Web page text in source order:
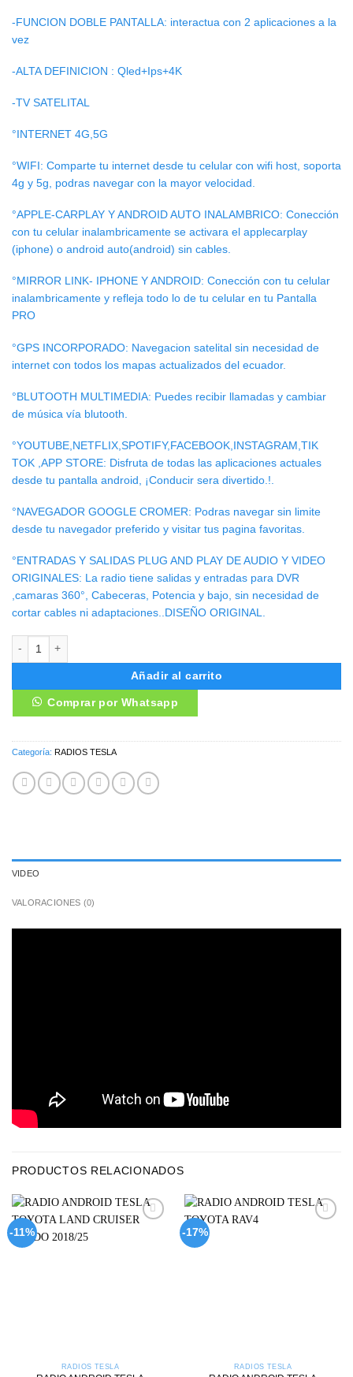
-FUNCION DOBLE PANTALLA: interactua con 2 aplicaciones a la
vez
-ALTA DEFINICION : Qled+Ips+4K
-TV SATELITAL
°INTERNET 4G,5G
°WIFI: Comparte tu internet desde tu celular con wifi host, soporta
4g y 5g, podras navegar con la mayor velocidad.
°APPLE-CARPLAY Y ANDROID AUTO INALAMBRICO: Conección
con tu celular inalambricamente se activara el applecarplay
(iphone) o android auto(android) sin cables.
°MIRROR LINK- IPHONE Y ANDROID: Conección con tu celular
inalambricamente y refleja todo lo de tu celular en tu Pantalla
PRO
°GPS INCORPORADO: Navegacion satelital sin necesidad de
internet con todos los mapas actualizados del ecuador.
°BLUTOOTH MULTIMEDIA: Puedes recibir llamadas y cambiar
de música vía blutooth.
°YOUTUBE,NETFLIX,SPOTIFY,FACEBOOK,INSTAGRAM,TIK
TOK ,APP STORE: Disfruta de todas las aplicaciones actuales
desde tu pantalla android, ¡Conducir sera divertido.!.
°NAVEGADOR GOOGLE CROMER: Podras navegar sin limite
desde tu navegador preferido y visitar tus pagina favoritas.
°ENTRADAS Y SALIDAS PLUG AND PLAY DE AUDIO Y VIDEO
ORIGINALES: La radio tiene salidas y entradas para DVR
,camaras 360°, Cabeceras, Potencia y bajo, sin necesidad de
cortar cables ni adaptaciones..DISEÑO ORIGINAL.
RADIO ANDROID TESLA FORD RANGER 2020/24 cantidad
Añadir al carrito
Comprar por Whatsapp
Categoría: RADIOS TESLA
VIDEO
VALORACIONES (0)
PRODUCTOS RELACIONADOS
-11%
RADIOS TESLA
-17%
RADIOS TESLA